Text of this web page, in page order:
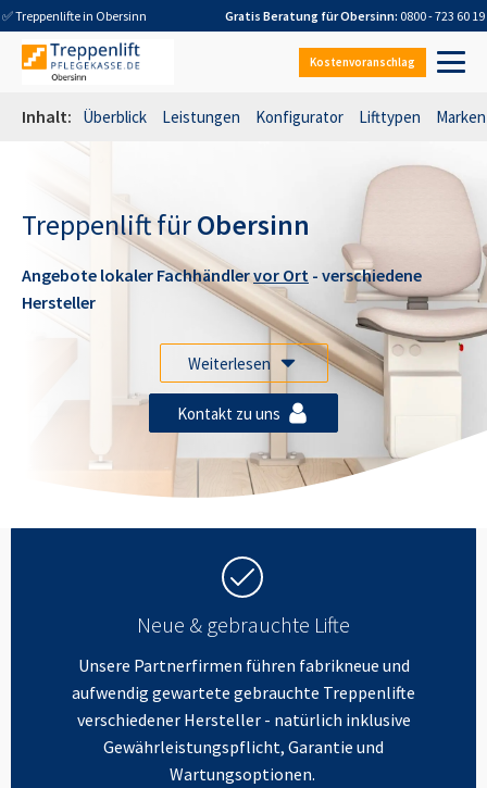
✅ Treppenlifte in Obersinn Gratis Beratung fürObersinn: 0800 - 723 60 19
Kostenvoranschlag
Inhalt: Überblick Leistungen Konfigurator Lifttypen Marken
Treppenlift fürObersinn
Angebote lokaler Fachhändlervor Ort - verschiedene
Hersteller
Weiterlesen
Kontakt zu uns
Neue & gebrauchte Lifte
Unsere Partnerfirmen führen fabrikneue und
aufwendig gewartete gebrauchte Treppenlifte
verschiedener Hersteller - natürlich inklusive
Gewährleistungspflicht, Garantie und
Wartungsoptionen.